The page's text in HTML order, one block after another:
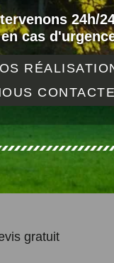
24h/
en cas
gratuit